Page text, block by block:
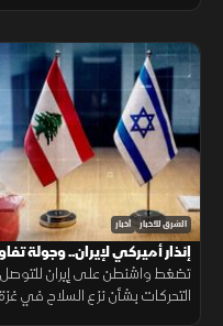
الشرق للأخبار أخبار
إنذار أميركي لإيران.. وجولة
تضغط واشنطن على إيران
التحركات بشأن نزع السلاح في